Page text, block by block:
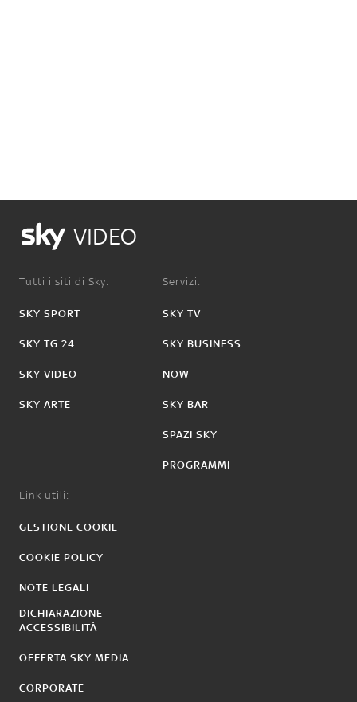
VIDEO
Tutti i siti di Sky:
SKY SPORT
SKY TG 24
SKY VIDEO
SKY ARTE
Servizi:
SKY TV
SKY BUSINESS
NOW
SKY BAR
SPAZI SKY
PROGRAMMI
Link utili:
GESTIONE COOKIE
COOKIE POLICY
NOTE LEGALI
DICHIARAZIONE
ACCESSIBILITÀ
OFFERTA SKY MEDIA
CORPORATE